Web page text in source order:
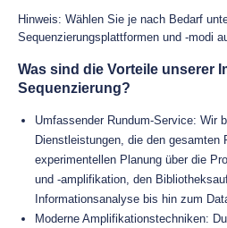
Hinweis: Wählen Sie je nach Bedarf
Sequenzierungsplattformen und -modi
Was sind die Vorteile unserer
Sequenzierung?
Umfassender Rundum-Service: Wir
Dienstleistungen, die den gesamten
experimentellen Planung über die
und -amplifikation, den
Informationsanalyse bis hin zum
Moderne Amplifikationstechniken: